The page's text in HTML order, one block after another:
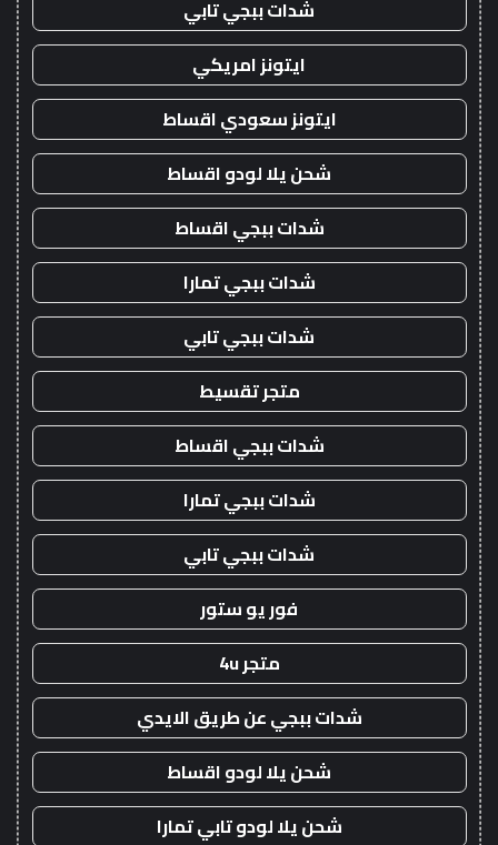
شدات ببجي تابي
ايتونز امريكي
ايتونز سعودي اقساط
شحن يلا لودو اقساط
شدات ببجي اقساط
شدات ببجي تمارا
شدات ببجي تابي
متجر تقسيط
شدات ببجي اقساط
شدات ببجي تمارا
شدات ببجي تابي
فور يو ستور
متجر 4u
شدات ببجي عن طريق الايدي
شحن يلا لودو اقساط
شحن يلا لودو تابي تمارا